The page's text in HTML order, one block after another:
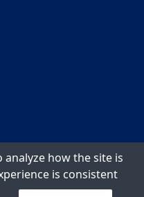
how the site is
is consistent